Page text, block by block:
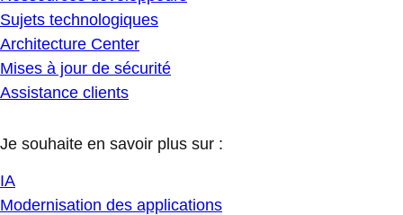
Sujets technologiques
Architecture Center
Mises à jour de sécurité
Assistance clients
Je souhaite en savoir plus sur :
IA
Modernisation des applications